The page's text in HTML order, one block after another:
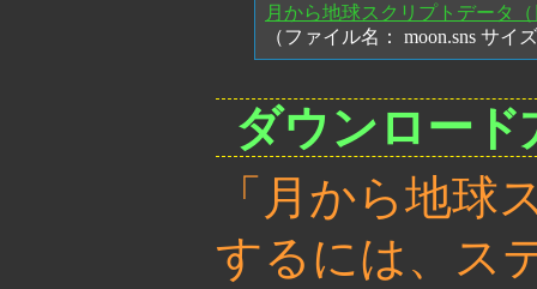
月から地球スクリプトデータ
（ファイル名： moon.sns サイ
ダウンロード
「月から地球
するには、ス